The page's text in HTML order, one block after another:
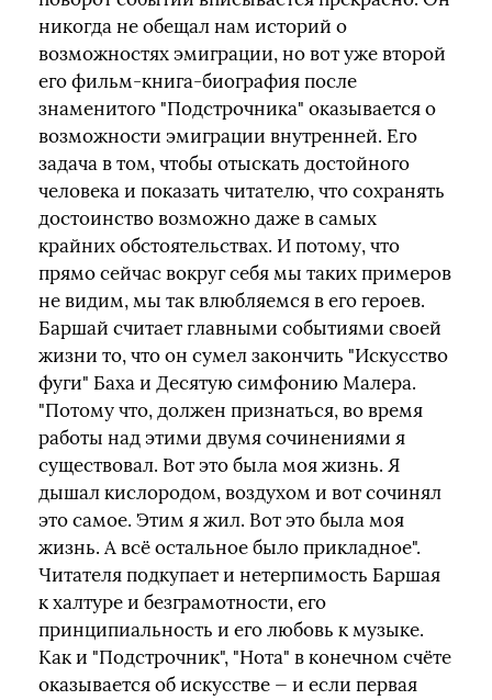
никогда не обещал нам историй о
возможностях эмиграции, но вот уже второй
его фильм-книга-биография после
знаменитого "Подстрочника" оказывается о
возможности эмиграции внутренней. Его
задача в том, чтобы отыскать достойного
человека и показать читателю, что сохранять
достоинство возможно даже в самых
крайних обстоятельствах. И потому, что
прямо сейчас вокруг себя мы таких примеров
не видим, мы так влюбляемся в его героев.
Баршай считает главными событиями своей
жизни то, что он сумел закончить "Искусство
фуги" Баха и Десятую симфонию Малера.
"Потому что, должен признаться, во время
работы над этими двумя сочинениями я
существовал. Вот это была моя жизнь. Я
дышал кислородом, воздухом и вот сочинял
это самое. Этим я жил. Вот это была моя
жизнь. А всё остальное было прикладное".
Читателя подкупает и нетерпимость Баршая
к халтуре и безграмотности, его
принципиальность и его любовь к музыке.
Как и "Подстрочник", "Нота" в конечном счёте
оказывается об искусстве — и если первая